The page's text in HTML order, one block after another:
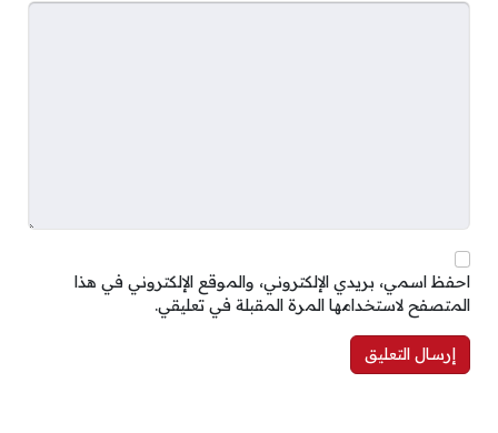
احفظ اسمي، بريدي الإلكتروني، والموقع الإلكتروني في هذا
المتصفح لاستخدامها المرة المقبلة في تعليقي.